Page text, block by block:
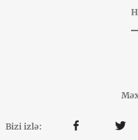
Bizi izlə: